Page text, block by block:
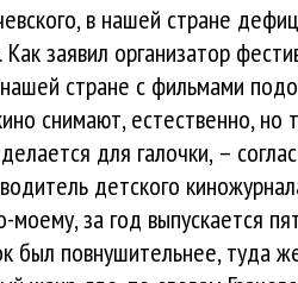
в нашей стране
заявил организатор
стране с фильмами
снимают, естественно, но
для галочки, –
детского
моему, за год выпускается
был повнушительнее, туда